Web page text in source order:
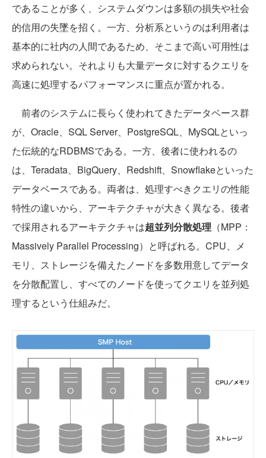
であることが多く、システムダウンは多額の損失や社会
的信用の失墜を招く。一方、分析系というのは利用者は
基本的に社内の人間であるため、そこまで高い可用性は
求められない。それよりも大量データに対するクエリを
高速に処理するパフォーマンスに重点が置かれる。
前者のシステムに長らく使われてきたデータベース群
が、Oracle、SQL Server、PostgreSQL、MySQLといっ
た伝統的なRDBMSである。一方、後者に使われるの
は、Teradata、BigQuery、Redshift、Snowflakeといった
データベースである。両者は、処理すべきクエリの性能
特性の違いから、アーキテクチャが大きく異なる。後者
で採用されるアーキテクチャは超並列分散処理 （MPP：
Massively Parallel Processing）と呼ばれる。CPU、メ
モリ、ストレージを備えたノードを多数用意してデータ
を分散配置し、すべてのノードを使ってクエリを並列処
理するという仕組みだ。